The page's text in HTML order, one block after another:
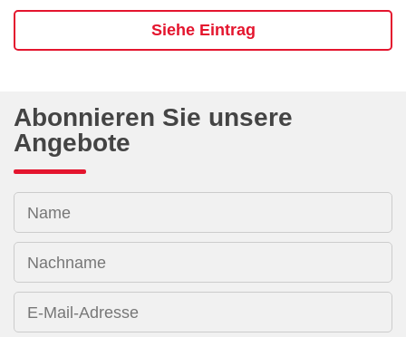
Siehe Eintrag
Abonnieren Sie unsere
Angebote
Name
Nachname
E-Mail-Adresse